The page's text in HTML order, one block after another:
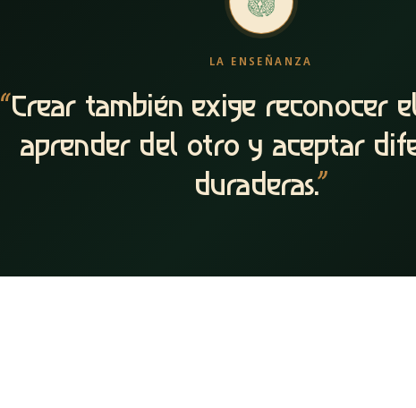
LA ENSEÑANZA
“Crear también exige reconocer
aprender del otro y aceptar
duraderas.”